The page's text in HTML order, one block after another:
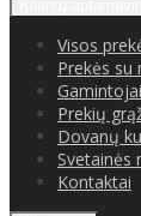
Visos
Prekės su
Gamintojai
Prekių
Dovanų
Svetainės
Kontaktai